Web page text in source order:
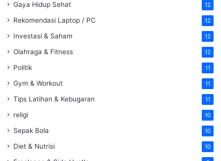
Gaya Hidup Sehat 12
Rekomendasi Laptop / PC 12
Investasi & Saham 12
Olahraga & Fitness 12
Politik 11
Gym & Workout 11
Tips Latihan & Kebugaran 11
religi 10
Sepak Bola 10
Diet & Nutrisi 10